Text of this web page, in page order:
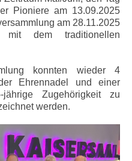
Pioniere am 13.09.2025
am 28.11.2025
dem traditionellen
konnten wieder 4
Ehrennadel und einer
Zugehörigkeit zu
werden.